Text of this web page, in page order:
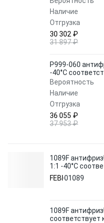
Наличие
Отгрузка
30 302 ₽
31 897 ₽
P999-060
-40°C
Вероятность
Наличие
Отгрузка
36 055 ₽
37 953 ₽
1089F
1:1 -40°C
FEBI 01089
1089F
соответствует